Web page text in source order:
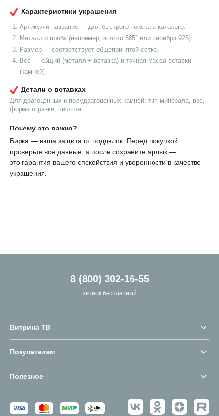
Характеристики украшения
Артикул и название — для быстрого поиска в каталоге.
Металл и проба (например, золото 585° или серебро 925).
Размер — соответствует общепринятой сетке.
Вес — общий (металл + вставка) и точная масса вставки
(камней).
Детали о вставках
Для драгоценных и полудрагоценных камней: тип минерала, вес,
форма огранки, чистота.
Почему это важно?
Бирка — ваша защита от подделок. Перед покупкой
проверьте все данные, а после сохраните ярлык —
это гарантия вашего спокойствия и уверенности в качестве
украшения.
8 (800) 302-16-55
звонок бесплатный
Витрина ТВ
Покупателям
Полезное